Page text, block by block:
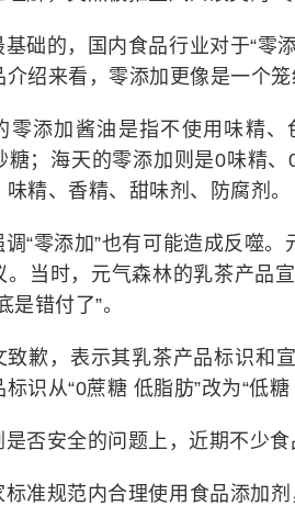
础的，国内食品行业对于“零
绍来看，零添加更像是一个笼
零添加酱油是指不使用味精
糖；海天的零添加则是0味精
精、香精、甜味剂、防腐剂。
“零添加”也有可能造成反噬
。当时，元气森林的乳茶产品
是错付了”。
致歉，表示其乳茶产品标识和
识从“0蔗糖 低脂肪”改为“低糖
否安全的问题上，近期不少食
标准规范内合理使用食品添加